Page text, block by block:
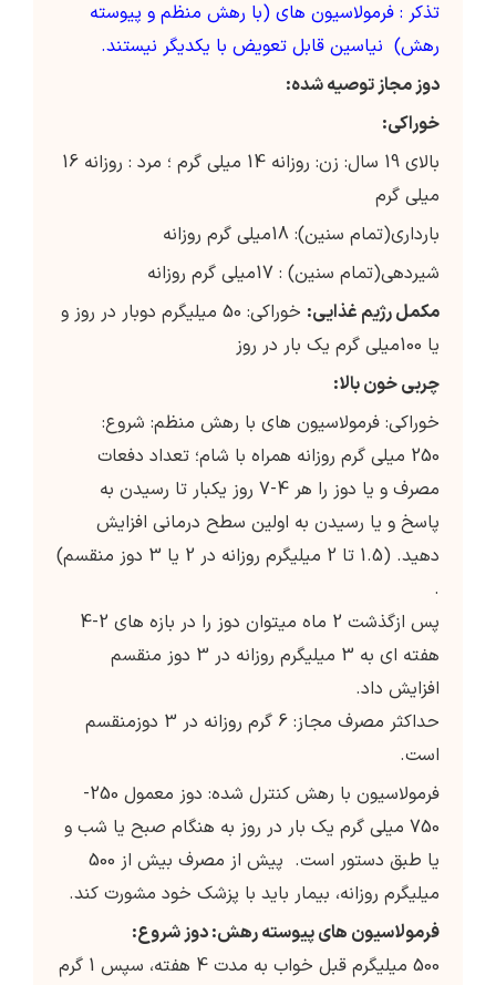
تذکر : فرمولاسیون های (با رهش منظم و پیوسته
رهش) نیاسین قابل تعویض با یکدیگر نیستند.
دوز مجاز توصیه شده:
خوراکی:
بالای 19 سال: زن: روزانه 14 میلی گرم ؛ مرد : روزانه 16
میلی گرم
بارداری(تمام سنین): 18میلی گرم روزانه
شیردهی(تمام سنین) : 17میلی گرم روزانه
مکمل رژیم غذایی:
خوراکی: 50 میلیگرم دوبار در روز و
یا 100میلی گرم یک بار در روز
چربی خون بالا:
خوراکی: فرمولاسیون های با رهش منظم: شروع:
250 میلی گرم روزانه همراه با شام؛ تعداد دفعات
مصرف و یا دوز را هر 4-7 روز یکبار تا رسیدن به
پاسخ و یا رسیدن به اولین سطح درمانی افزایش
دهید. (1.5 تا 2 میلیگرم روزانه در 2 یا 3 دوز منقسم)
.
پس ازگذشت 2 ماه میتوان دوز را در بازه های 2-4
هفته ای به 3 میلیگرم روزانه در 3 دوز منقسم
افزایش داد.
حداکثر مصرف مجاز: 6 گرم روزانه در 3 دوزمنقسم
است.
فرمولاسیون با رهش کنترل شده: دوز معمول 250-
750 میلی گرم یک بار در روز به هنگام صبح یا شب و
یا طبق دستور است. پیش از مصرف بیش از 500
میلیگرم روزانه، بیمار باید با پزشک خود مشورت کند.
فرمولاسیون های پیوسته رهش: دوز شروع:
500 میلیگرم قبل خواب به مدت 4 هفته، سپس 1 گرم